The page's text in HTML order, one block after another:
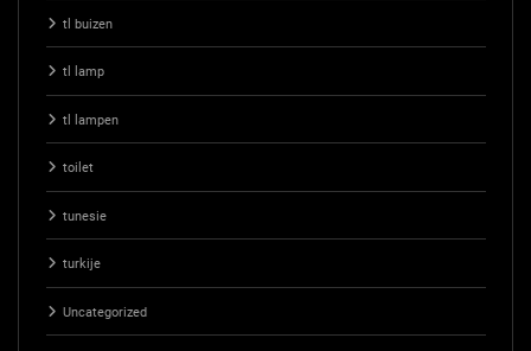
tl buizen
tl lamp
tl lampen
toilet
tunesie
turkije
Uncategorized